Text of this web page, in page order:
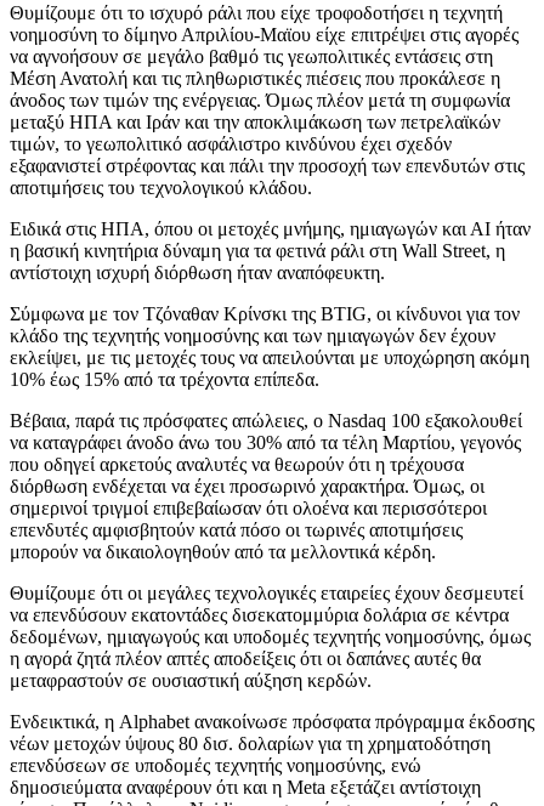
Θυμίζουμε ότι το ισχυρό ράλι που είχε τροφοδοτήσει η τεχνητή
νοημοσύνη το δίμηνο Απριλίου-Μαϊου είχε επιτρέψει στις αγορές
να αγνοήσουν σε μεγάλο βαθμό τις γεωπολιτικές εντάσεις στη
Μέση Ανατολή και τις πληθωριστικές πιέσεις που προκάλεσε η
άνοδος των τιμών της ενέργειας. Όμως πλέον μετά τη συμφωνία
μεταξύ ΗΠΑ και Ιράν και την αποκλιμάκωση των πετρελαϊκών
τιμών, το γεωπολιτικό ασφάλιστρο κινδύνου έχει σχεδόν
εξαφανιστεί στρέφοντας και πάλι την προσοχή των επενδυτών στις
αποτιμήσεις του τεχνολογικού κλάδου.
Ειδικά στις ΗΠΑ, όπου οι μετοχές μνήμης, ημιαγωγών και ΑΙ ήταν
η βασική κινητήρια δύναμη για τα φετινά ράλι στη Wall Street, η
αντίστοιχη ισχυρή διόρθωση ήταν αναπόφευκτη.
Σύμφωνα με τον Τζόναθαν Κρίνσκι της BTIG, οι κίνδυνοι για τον
κλάδο της τεχνητής νοημοσύνης και των ημιαγωγών δεν έχουν
εκλείψει, με τις μετοχές τους να απειλούνται με υποχώρηση ακόμη
10% έως 15% από τα τρέχοντα επίπεδα.
Βέβαια, παρά τις πρόσφατες απώλειες, ο Nasdaq 100 εξακολουθεί
να καταγράφει άνοδο άνω του 30% από τα τέλη Μαρτίου, γεγονός
που οδηγεί αρκετούς αναλυτές να θεωρούν ότι η τρέχουσα
διόρθωση ενδέχεται να έχει προσωρινό χαρακτήρα. Όμως, οι
σημερινοί τριγμοί επιβεβαίωσαν ότι ολοένα και περισσότεροι
επενδυτές αμφισβητούν κατά πόσο οι τωρινές αποτιμήσεις
μπορούν να δικαιολογηθούν από τα μελλοντικά κέρδη.
Θυμίζουμε ότι οι μεγάλες τεχνολογικές εταιρείες έχουν δεσμευτεί
να επενδύσουν εκατοντάδες δισεκατομμύρια δολάρια σε κέντρα
δεδομένων, ημιαγωγούς και υποδομές τεχνητής νοημοσύνης, όμως
η αγορά ζητά πλέον απτές αποδείξεις ότι οι δαπάνες αυτές θα
μεταφραστούν σε ουσιαστική αύξηση κερδών.
Ενδεικτικά, η Alphabet ανακοίνωσε πρόσφατα πρόγραμμα έκδοσης
νέων μετοχών ύψους 80 δισ. δολαρίων για τη χρηματοδότηση
επενδύσεων σε υποδομές τεχνητής νοημοσύνης, ενώ
δημοσιεύματα αναφέρουν ότι και η Meta εξετάζει αντίστοιχη